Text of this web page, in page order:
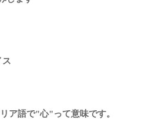
ス
ア語で"心"って意味です。